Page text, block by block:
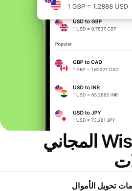
نزّل تطبيق Wise المجاني
تحويل الأموال